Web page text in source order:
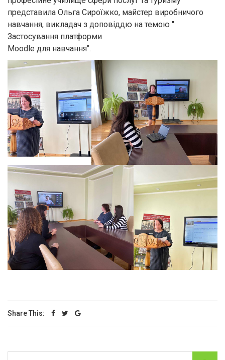
представила Ольга Сироїжко, майстер виробничого
навчання, викладач з доповіддю на темою "
Застосування платформи
Moodle для навчання".
Share This: